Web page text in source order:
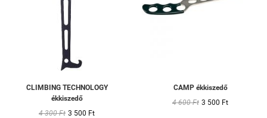
CLIMBING TECHNOLOGY
ékkiszedő
4 300 Ft 3 500 Ft
CAMP ékkiszedő
4 600 Ft 3 500 Ft